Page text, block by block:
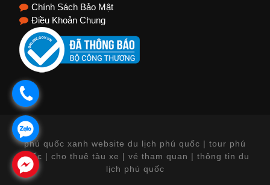
Chính Sách Bảo Mật
Điều Khoản Chung
phú quốc xanh website du lịch phú quốc | tour phú
quốc | cho thuê tàu xe | vé tham quan | thông tin du
lịch phú quốc
.
.
.